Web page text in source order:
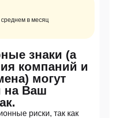
среднем в месяц
знаки (а
компаний и
могут
на Ваш
риски, так как